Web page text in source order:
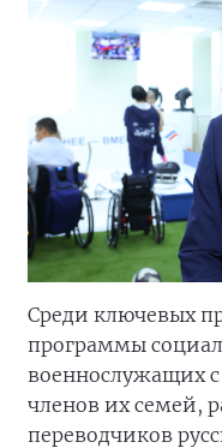
Среди ключевых
программы
военнослужащих
членов их семей,
переводчиков